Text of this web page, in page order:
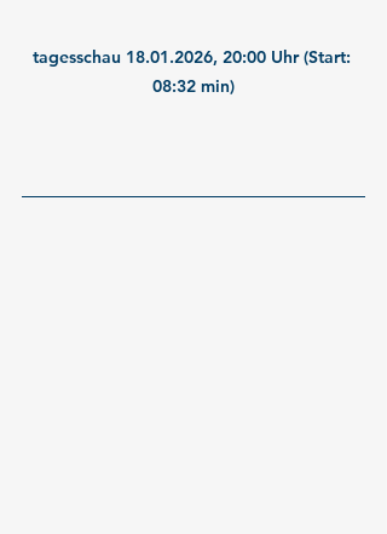
tagesschau 18.01.2026, 20:00 Uhr (Start:
08:32 min)